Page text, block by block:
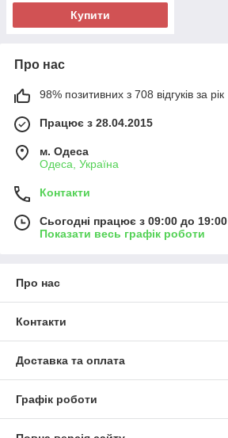
Купити
Про нас
98% позитивних з 708 відгуків за рік
Працює з 28.04.2015
м. Одеса
Одеса, Україна
Контакти
Сьогодні працює з 09:00 до 19:00
Показати весь графік роботи
Про нас
Контакти
Доставка та оплата
Графік роботи